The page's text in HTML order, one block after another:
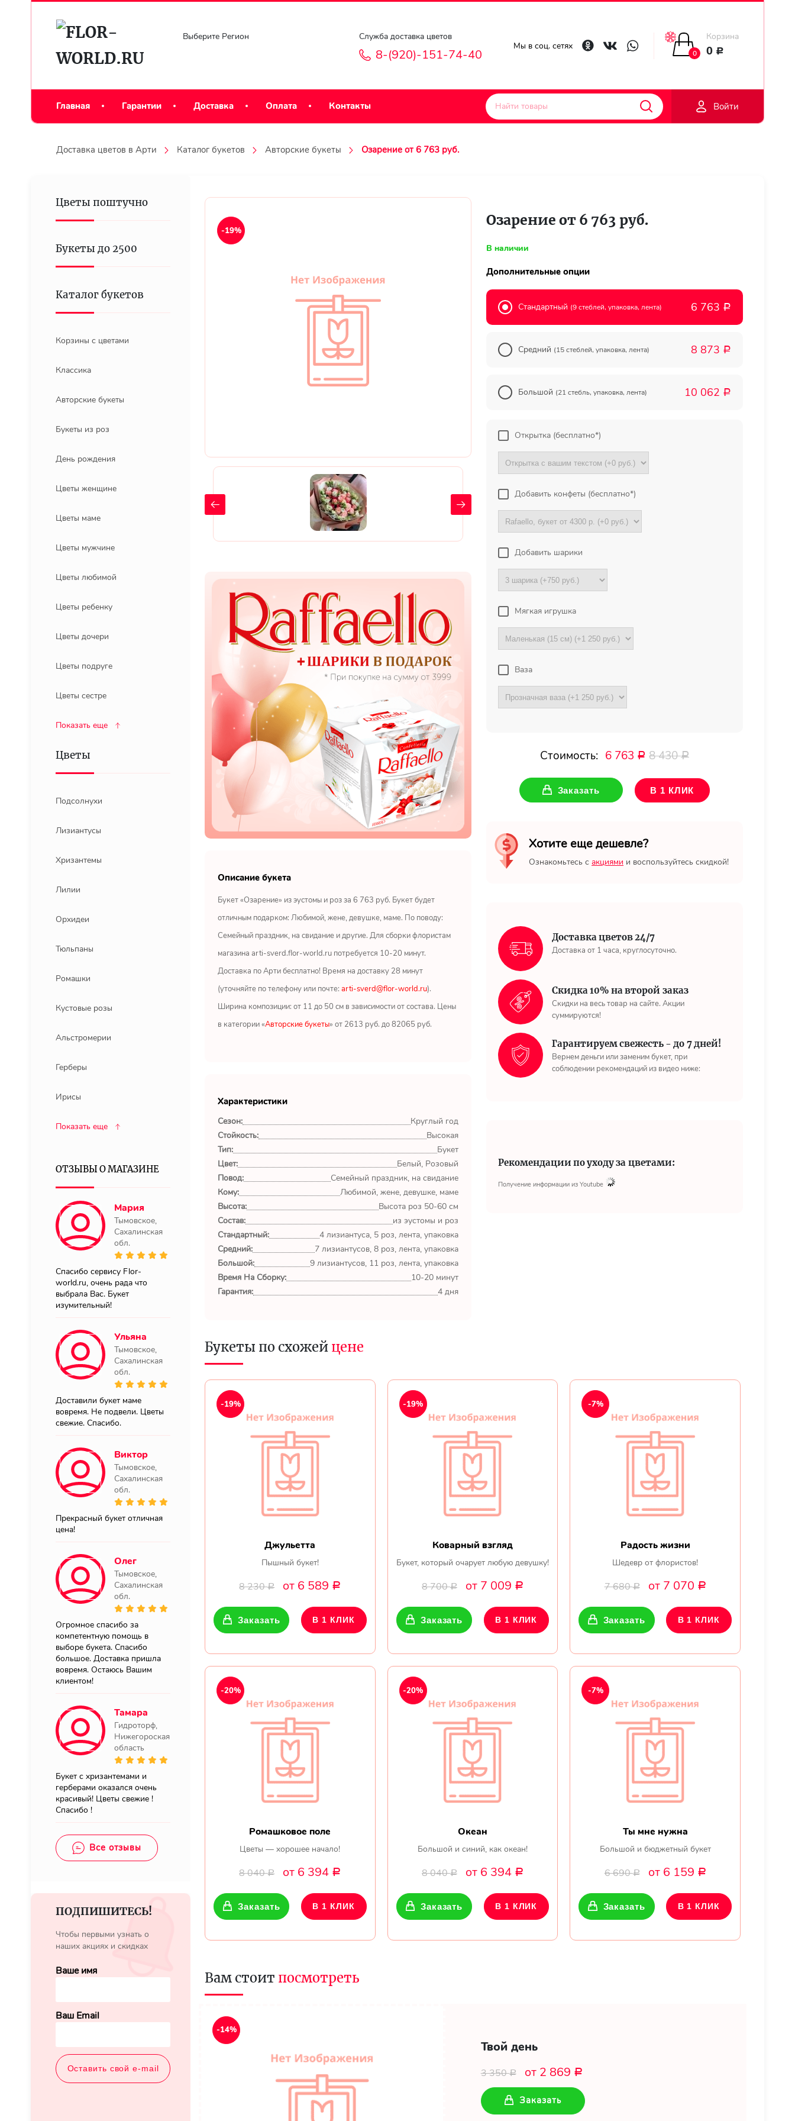
Доставка
Выберите Регион Служба доставка цветов
8-(920)-151-74-40
Мы в соц. сетях
0
Корзина
0 Р
Главная Гарантии Доставка Оплата Контакты Войти
Доставка цветов в Арти Каталог букетов Авторские букеты Озарение от 6 763 руб.
Цветы поштучно
Букеты до 2500
Каталог букетов
Корзины с цветами
Классика
Авторские букеты
Букеты из роз
День рождения
Цветы женщине
Цветы маме
Цветы мужчине
Цветы любимой
Цветы ребенку
Цветы дочери
Цветы подруге
Цветы сестре
Показать еще
Цветы
Подсолнухи
Лизиантусы
Хризантемы
Лилии
Орхидеи
Тюльпаны
Ромашки
Кустовые розы
Альстромерии
Герберы
Ирисы
Показать еще
ОТЗЫВЫ О МАГАЗИНЕ
Мария
Тымовское,
Сахалинская
обл.
Спасибо сервису Flor-
world.ru, очень рада что
выбрала Вас. Букет
изумительный!
Ульяна
Тымовское,
Сахалинская
обл.
Доставили букет маме
вовремя. Не подвели. Цветы
свежие. Спасибо.
Виктор
Тымовское,
Сахалинская
обл.
Прекрасный букет отличная
цена!
Олег
Тымовское,
Сахалинская
обл.
Огромное спасибо за
компетентную помощь в
выборе букета. Спасибо
большое. Доставка пришла
вовремя. Остаюсь Вашим
клиентом!
Тамара
Гидроторф,
Нижегороская
область
Букет с хризантемами и
герберами оказался очень
красивый! Цветы свежие !
Спасибо !
Все отзывы
ПОДПИШИТЕСЬ!
Чтобы первыми узнать о
наших акциях и скидках
Ваше имя
Ваш Email
-19%
Описание букета
Букет «Озарение» из эустомы и роз за 6 763 руб. Букет будет
отличным подарком: Любимой, жене, девушке, маме. По поводу:
Семейный праздник, на свидание и другие. Для сборки флористам
магазина arti-sverd.flor-world.ru потребуется 10-20 минут.
Доставка по Арти бесплатно! Время на доставку 28 минут
(уточняйте по телефону или почте: arti-sverd@flor-world.ru).
Ширина композиции: от 11 до 50 см в зависимости от состава. Цены
в категории «Авторские букеты» от 2613 руб. до 82065 руб.
Характеристики
Сезон:
Круглый год
Стойкость:
Высокая
Тип:
Букет
Цвет:
Белый, Розовый
Повод:
Семейный праздник, на свидание
Кому:
Любимой, жене, девушке, маме
Высота:
Высота роз 50-60 см
Состав:
из эустомы и роз
Стандартный:
4 лизиантуса, 5 роз, лента, упаковка
Средний:
7 лизиантусов, 8 роз, лента, упаковка
Большой:
9 лизиантусов, 11 роз, лента, упаковка
Время На Сборку:
10-20 минут
Гарантия:
4 дня
Озарение от 6 763 руб.
В наличии
Дополнительные опции
Стандартный (9 стеблей, упаковка, лента) 6 763 Р
Средний (15 стеблей, упаковка, лента) 8 873 Р
Большой (21 стебль, упаковка, лента) 10 062 Р
Открытка (бесплатно*)
Добавить конфеты (бесплатно*)
Добавить шарики
Мягкая игрушка
Ваза
Стоимость: 6 763 Р 8 430Р
Заказать В 1 КЛИК
Хотите еще дешевле?
Ознакомьтесь сакциями и воспользуйтесь скидкой!
Доставка цветов 24/7
Доставка от 1 часа, круглосуточно.
Скидка 10% на второй заказ
Скидки на весь товар на сайте. Акции
суммируются!
Гарантируем свежесть - до 7 дней!
Вернем деньги или заменим букет, при
соблюдении рекомендаций из видео ниже:
Рекомендации по уходу за цветами:
Получение информации из Youtube
Букеты по схожей цене
Джульетта
Пышный букет!
8 230Р от 6 589 Р
-19%
Заказать В 1 КЛИК
Коварный взгляд
Букет, который очарует любую девушку!
8 700Р от 7 009 Р
-19%
Заказать В 1 КЛИК
Радость жизни
Шедевр от флористов!
7 680Р от 7 070 Р
-7%
Заказать В 1 КЛИК
Ромашковое поле
Цветы — хорошее начало!
8 040Р от 6 394 Р
-20%
Заказать В 1 КЛИК
Океан
Большой и синий, как океан!
8 040Р от 6 394 Р
-20%
Заказать В 1 КЛИК
Ты мне нужна
Большой и бюджетный букет
6 690Р от 6 159 Р
-7%
Заказать В 1 КЛИК
Вам стоит посмотреть
-14%
Твой день
3 350Р от 2 869 Р
Заказать